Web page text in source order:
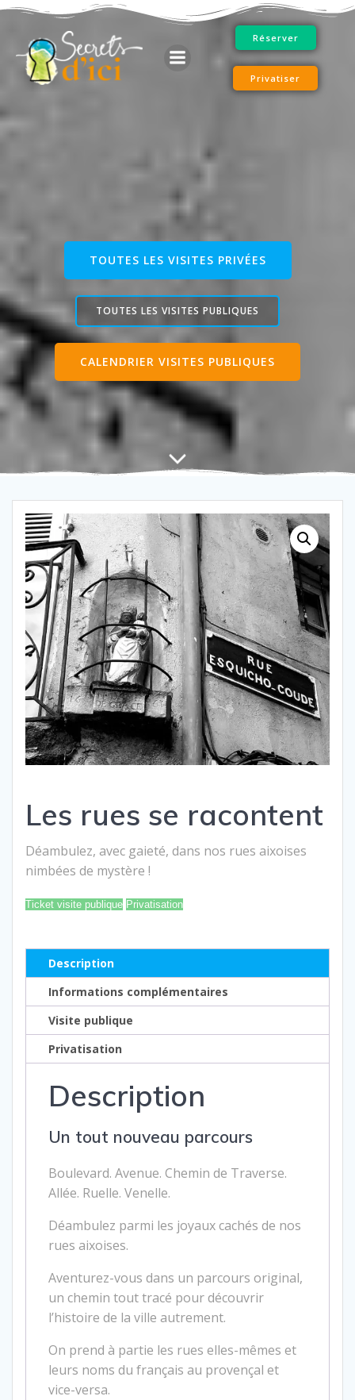
Aller
contenu
Réserver
Privatiser
TOUTES LES VISITES PRIVÉES
TOUTES LES VISITES PUBLIQUES
CALENDRIER VISITES PUBLIQUES
Les rues se racontent
Déambulez, avec gaieté, dans nos rues aixoises
nimbées de mystère !
Ticket visite publique Privatisation
Description
Informations complémentaires
Visite publique
Privatisation
Description
Un tout nouveau parcours
Boulevard. Avenue. Chemin de Traverse.
Allée. Ruelle. Venelle.
Déambulez parmi les joyaux cachés de nos
rues aixoises.
Aventurez-vous dans un parcours original,
un chemin tout tracé pour découvrir
l’histoire de la ville autrement.
On prend à partie les rues elles-mêmes et
leurs noms du français au provençal et
vice-versa.